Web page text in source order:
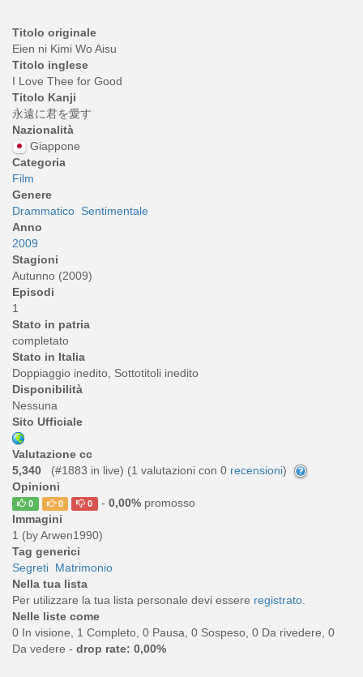
Titolo originale
Eien ni Kimi Wo Aisu
Titolo inglese
I Love Thee for Good
Titolo Kanji
永遠に君を愛す
Nazionalità
Giappone
Categoria
Film
Genere
Drammatico Sentimentale
Anno
2009
Stagioni
Autunno (2009)
Episodi
1
Stato in patria
completato
Stato in Italia
Doppiaggio inedito, Sottotitoli inedito
Disponibilità
Nessuna
Sito Ufficiale
Valutazione cc
5,340
(#1883 in live) (1 valutazioni con 0 recensioni)
Opinioni
0 0 0 - 0,00%promosso
Immagini
1 (by Arwen1990)
Tag generici
Segreti Matrimonio
Nella tua lista
Per utilizzare la tua lista personale devi essere registrato.
Nelle liste come
0 In visione, 1 Completo, 0 Pausa, 0 Sospeso, 0 Da rivedere, 0
Da vedere - drop rate: 0,00%